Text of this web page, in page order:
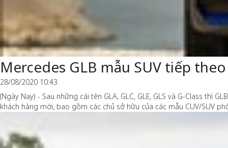
Mercedes GLB mẫu SUV tiếp
28/08/2020 10:43
(Ngày Nay) - Sau những cái tên GLA, GLC, GLE, GLS và G-Class thì
khách hàng mới, bao gồm các chủ sở hữu của các mẫu CUV/SUV